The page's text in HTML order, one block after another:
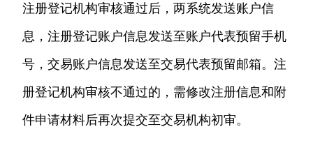
注册登记机构审核通过后，两系统发送账户信
息，注册登记账户信息发送至账户代表预留手机
号，交易账户信息发送至交易代表预留邮箱。注
册登记机构审核不通过的，需修改注册信息和附
件申请材料后再次提交至交易机构初审。